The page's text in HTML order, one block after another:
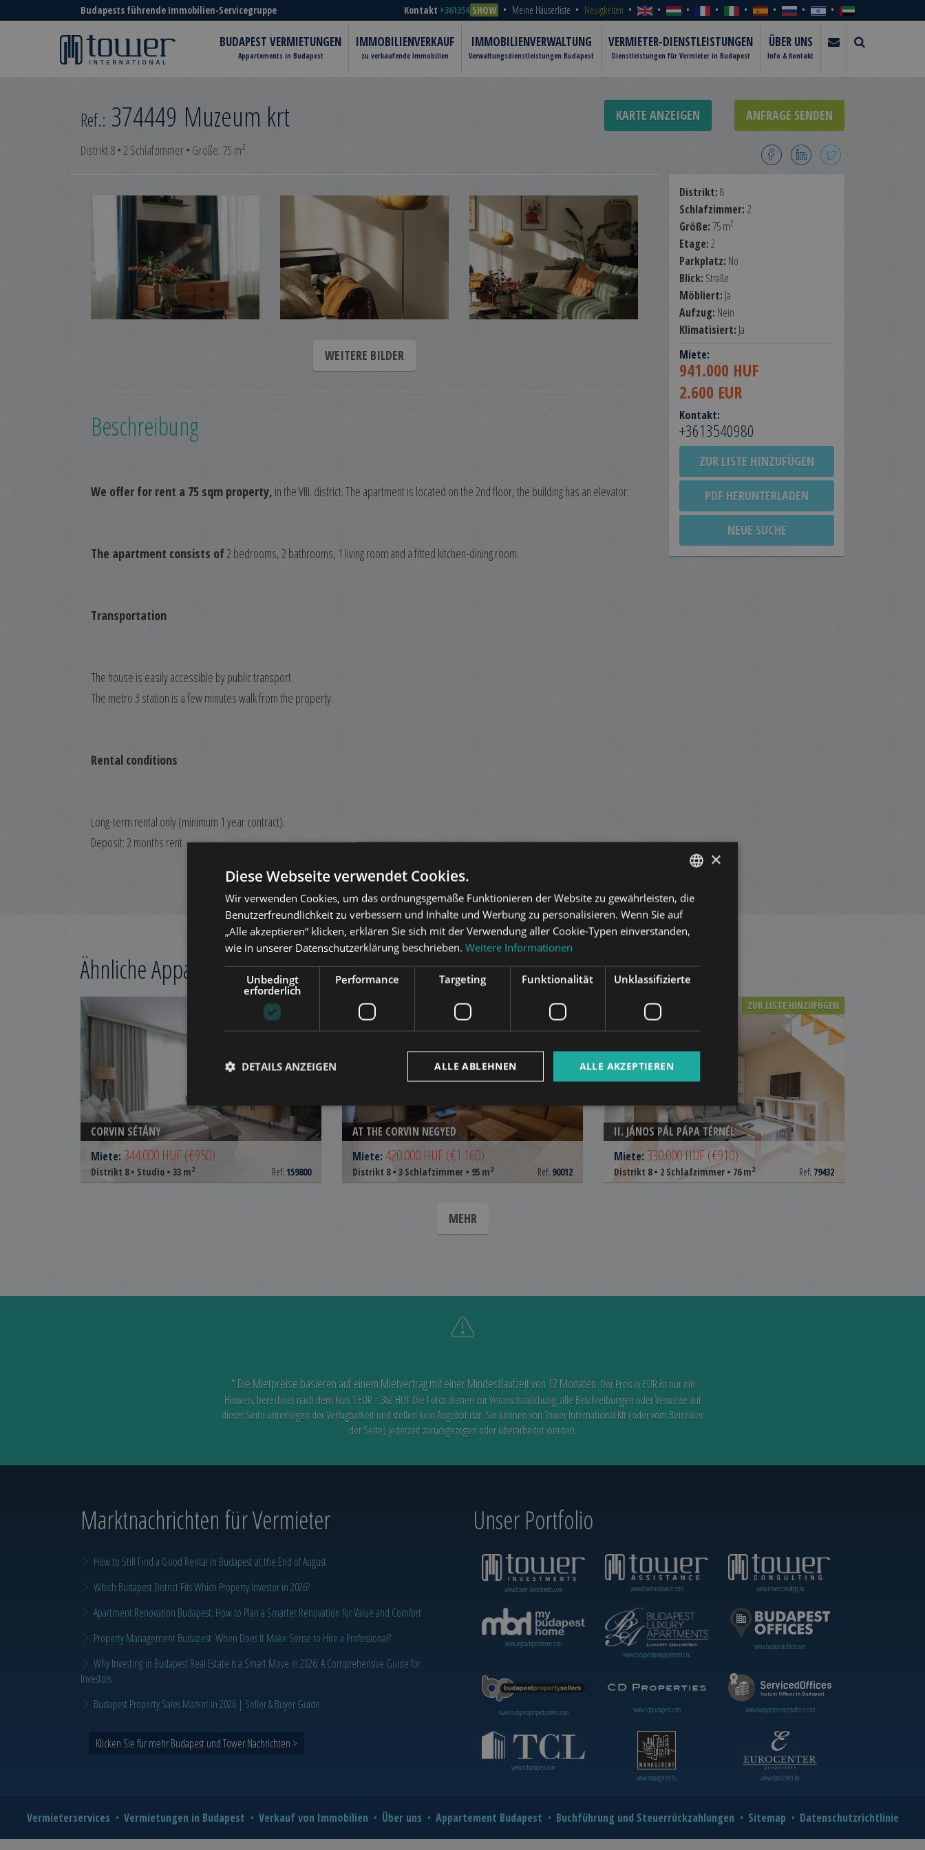
Budapests führende Immobilien-Servicegruppe Kontakt +361354 SHOW Meine Häuserliste Neuigkeiten
BUDAPEST VERMIETUNGEN
Appartements in Budapest
IMMOBILIENVERKAUF
zu verkaufende Immobilien
IMMOBILIENVERWALTUNG
Verwaltungsdienstleistungen Budapest
VERMIETER-DIENSTLEISTUNGEN
Dienstleistungen für Vermieter in Budapest
ÜBER UNS
Info & Kontakt
Muzeum krt
Ref.: 374449
Distrikt 8 • 2 Schlafzimmer • Größe: 75 m2
KARTE ANZEIGEN ANFRAGE SENDEN
WEITERE BILDER
Beschreibung
We offer for rent a 75 sqm property, in the VIII. district. The apartment is located on the 2nd floor, the building has an elevator.
The apartment consists of2 bedrooms, 2 bathrooms, 1 living room and a fitted kitchen-dining room.
Transportation
The house is easily accessible by public transport.
The metro 3 station is a few minutes walk from the property.
Rental conditions
Long-term rental only (minimum 1 year contract).
Deposit: 2 months rent
Distrikt:8
Schlafzimmer: 2
Größe:75 m2
Etage:2
Parkplatz: No
Blick: Straße
Möbliert: Ja
Aufzug: Nein
Klimatisiert: Ja
Miete:
941.000 HUF
2.600 EUR
Kontakt:
+3613540980
ZUR LISTE HINZUFÜGEN
PDF HERUNTERLADEN
NEUE SUCHE
Ähnliche Appartements in Budapestim selben Distrikt
ZUR LISTE HINZUFÜGEN
CORVIN SÉTÁNY
Miete: 344.000 HUF(€950)
Distrikt 8 • Studio • 33 m2 Ref: 159800
ZUR LISTE HINZUFÜGEN
AT THE CORVIN NEGYED
Miete: 420.000 HUF(€1.160)
Distrikt 8 • 3 Schlafzimmer • 95 m2 Ref: 90012
ZUR LISTE HINZUFÜGEN
II. JÁNOS PÁL PÁPA TÉRNÉL
Miete: 330.000 HUF(€910)
Distrikt 8 • 2 Schlafzimmer • 76 m2 Ref: 79432
MEHR
* Die Mietpreise basieren auf einem Mietvertrag mit einer Mindestlaufzeit von 12 Monaten. Der Preis in EUR ist nur ein
Hinweis, berechnet nach dem Kurs 1 EUR = 362 HUFDie Fotos dienen zur Veranschaulichung, alle Beschreibungen oder Verweise auf
dieser Seite unterliegen der Verfügbarkeitund stellen kein Angebot dar. Sie können von Tower International Kft (oder vom Betreiber
der Seite) jederzeit zurückgezogen oder überarbeitet werden.
Marktnachrichten für Vermieter‎
How to Still Find a Good Rental in Budapest at the End of August
Which Budapest District Fits Which Property Investor in 2026?
Apartment Renovation Budapest: How to Plan a Smarter Renovation for Value and Comfort
Property Management Budapest: When Does It Make Sense to Hire a Professional?
Why Investing in Budapest Real Estate is a Smart Move in 2026: A Comprehensive Guide for
Investors
Budapest Property Sales Market in 2026 | Seller & Buyer Guide
Klicken Sie für mehr Budapest und Tower Nachrichten >
Unser Portfolio
www.tower-investments.com www.towerassistance.com www.towerconsulting.hu
www.mybudapesthome.com
www.budapestluxuryapartments.hu
www.budapestoffices.net
www.budapestpropertysellers.com www.cdpbudapest.com www.budapestservicedoffices.com
www.tclbudapest.com
www.managerent.hu
www.eurocenter.hu
Vermieterservices Vermietungen in Budapest Verkauf von Immobilien Über uns Appartement Budapest Buchführung und Steuerrückzahlungen Sitemap Datenschutzrichtlinie
ENGLISH
HUNGARIAN
FRENCH
×
Diese Webseite verwendet Cookies.
Wir verwenden Cookies, um das ordnungsgemäße Funktionieren der Website zu gewährleisten, die
Benutzerfreundlichkeit zu verbessern und Inhalte und Werbung zu personalisieren. Wenn Sie auf
„Alle akzeptieren“ klicken, erklären Sie sich mit der Verwendung aller Cookie-Typen einverstanden,
wie in unserer Datenschutzerklärung beschrieben. Weitere Informationen
Unbedingt
erforderlich
Performance Targeting Funktionalität Unklassifizierte
ALLE AKZEPTIEREN
ALLE ABLEHNEN
DETAILS ANZEIGEN